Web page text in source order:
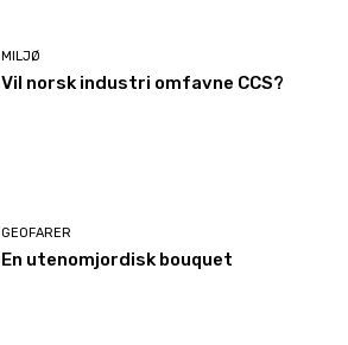
MILJØ
Vil norsk industri omfavne CCS?
GEOFARER
En utenomjordisk bouquet